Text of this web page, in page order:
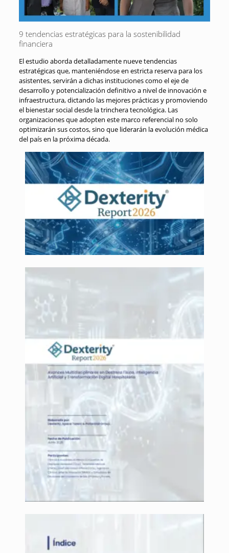
9 tendencias estratégicas para la sostenibilidad
financiera
El estudio aborda detalladamente nueve tendencias
estratégicas que, manteniéndose en estricta reserva para los
asistentes, servirán a dichas instituciones como el eje de
desarrollo y potencialización definitivo a nivel de innovación e
infraestructura, dictando las mejores prácticas y promoviendo
el bienestar social desde la trinchera tecnológica. Las
organizaciones que adopten este marco referencial no solo
optimizarán sus costos, sino que liderarán la evolución médica
del país en la próxima década.